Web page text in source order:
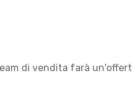
di vendita farà